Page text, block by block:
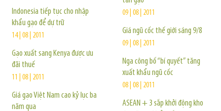
Indonesia tiếp tục cho nhập
khẩu gạo để dự trữ
14 | 08 | 2011
Gạo xuất sang Kenya được ưu
đãi thuế
11 | 08 | 2011
Giá gạo Việt Nam cao kỷ lục ba
năm qua
09 | 08 | 2011
Giá ngũ cốc thế giới sáng 9/8
09 | 08 | 2011
Nga công bố “bí quyết” tăng
xuất khẩu ngũ cốc
08 | 08 | 2011
ASEAN + 3 sắp khởi động kho